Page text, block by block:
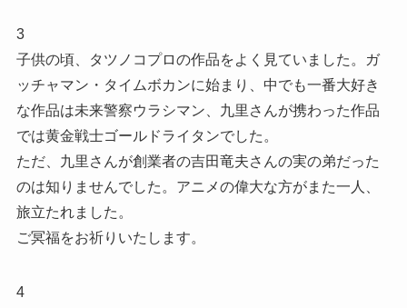
3
子供の頃、タツノコプロの作品をよく見ていました。ガ
ッチャマン・タイムボカンに始まり、中でも一番大好き
な作品は未来警察ウラシマン、九里さんが携わった作品
では黄金戦士ゴールドライタンでした。
ただ、九里さんが創業者の吉田竜夫さんの実の弟だった
のは知りませんでした。アニメの偉大な方がまた一人、
旅立たれました。
ご冥福をお祈りいたします。
4